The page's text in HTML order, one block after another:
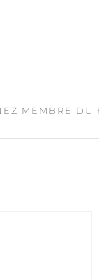
MEMBRE DU